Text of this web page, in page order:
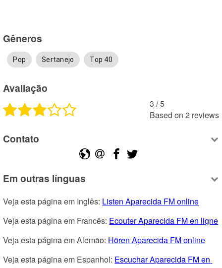
Gêneros
Pop Sertanejo Top 40
Avaliação
3 /5
Based on 2 reviews
Contato
Em outras línguas
Veja esta página em Inglês: Listen Aparecida FM online
Veja esta página em Francês: Ecouter Aparecida FM en ligne
Veja esta página em Alemão: Hören Aparecida FM online
Veja esta página em Espanhol: Escuchar Aparecida FM en